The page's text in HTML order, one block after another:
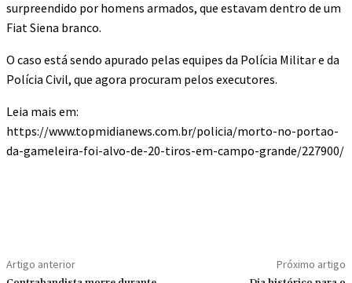
surpreendido por homens armados, que estavam dentro de um
Fiat Siena branco.
O caso está sendo apurado pelas equipes da Polícia Militar e da
Polícia Civil, que agora procuram pelos executores.
Leia mais em:
https://www.topmidianews.com.br/policia/morto-no-portao-
da-gameleira-foi-alvo-de-20-tiros-em-campo-grande/227900/
Artigo anterior Próximo artigo